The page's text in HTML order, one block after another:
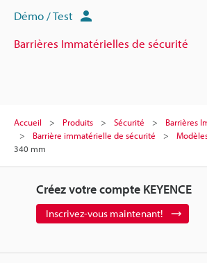
Démo / Test
Barrières Immatérielles de sécurité
Accueil Produits Sécurité
Barrières
Barrière immatérielle de sécurité
340 mm
Créez votre compte KEYENCE
Inscrivez-vous maintenant!